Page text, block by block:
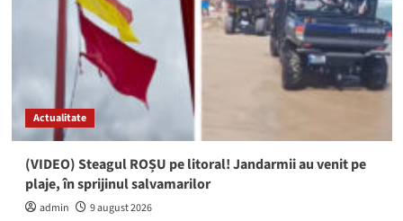
Actualitate
(VIDEO) Steagul ROȘU pe litoral! Jandarmii au venit pe
plaje, în sprijinul salvamarilor
admin 9 august 2026